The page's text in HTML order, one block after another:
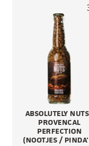
ABSOLUTELY
PROVENCAL
PERFECTION
(NOOTJES /